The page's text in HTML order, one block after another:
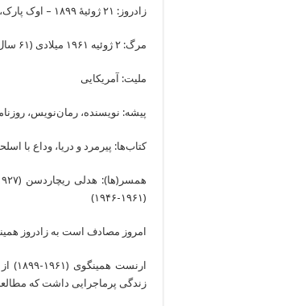
زادروز: ۲۱ ژوئیهٔ ۱۸۹۹ – اوک پارک، ایلینوی
مرگ: ۲ ژوئیه ۱۹۶۱ میلادی (۶۱ سال) کچام، آیداهو – خودکشی
ملیت: آمریکایی
پیشه: نویسنده، رمان‌نویس،
کتاب‌ها: پیرمرد و دریا، وداع با
(۱۹۶۱-۱۹۴۶)
امروز مصادف است به زادروز
زندگی پرماجرایی داشت که